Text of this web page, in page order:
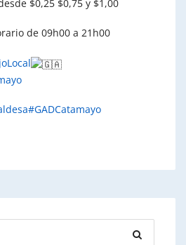
$0,25 $0,75 y $1,00
de 09h00 a 21h00
#GADCatamayo